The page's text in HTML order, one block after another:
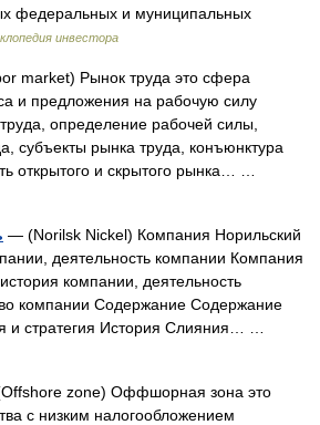
федеральных и муниципальных
инвестора
market) Рынок труда это сфера
и предложения на рабочую силу
определение рабочей силы,
субъекты рынка труда, конъюнктура
открытого и скрытого рынка… …
— (Norilsk Nickel) Компания Норильский
деятельность компании Компания
компании, деятельность
компании Содержание Содержание
и стратегия История Слияния… …
zone) Оффшорная зона это
с низким налогообложением